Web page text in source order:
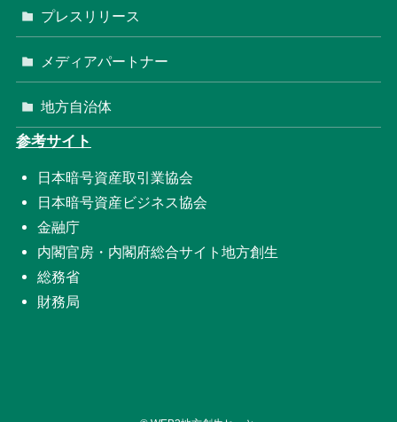
プレスリリース
メディアパートナー
地方自治体
参考サイト
日本暗号資産取引業協会
日本暗号資産ビジネス協会
金融庁
内閣官房・内閣府総合サイト地方創生
総務省
財務局